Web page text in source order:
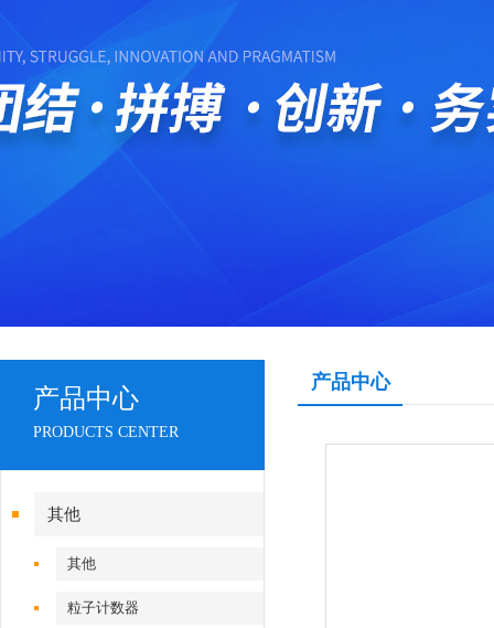
产品中心
PRODUCTS CENTER
其他
其他
粒子计数器
产品中心